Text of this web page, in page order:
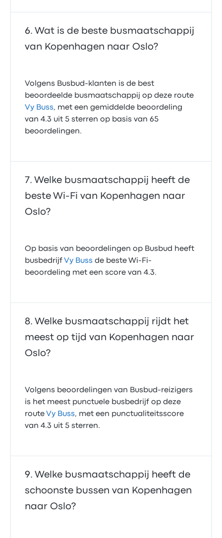
Wat is de beste busmaatschappij
van Kopenhagen naar Oslo?
Volgens Busbud-klanten is de best
beoordeelde busmaatschappij op deze route
Vy Buss, met een gemiddelde beoordeling
van 4.3 uit 5 sterren op basis van 65
beoordelingen.
Welke busmaatschappij heeft de
beste Wi‑Fi van Kopenhagen naar
Oslo?
Op basis van beoordelingen op Busbud heeft
busbedrijfVy Buss de beste Wi-Fi-
beoordeling met een score van 4.3.
Welke busmaatschappij rijdt het
meest op tijd van Kopenhagen naar
Oslo?
Volgens beoordelingen van Busbud-reizigers
is het meest punctuele busbedrijf op deze
routeVy Buss, met een punctualiteitsscore
van 4.3 uit 5 sterren.
Welke busmaatschappij heeft de
schoonste bussen van Kopenhagen
naar Oslo?